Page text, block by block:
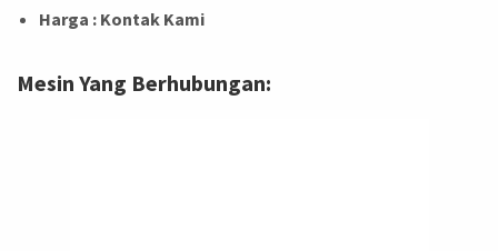
Harga : Kontak Kami
Mesin Yang Berhubungan: